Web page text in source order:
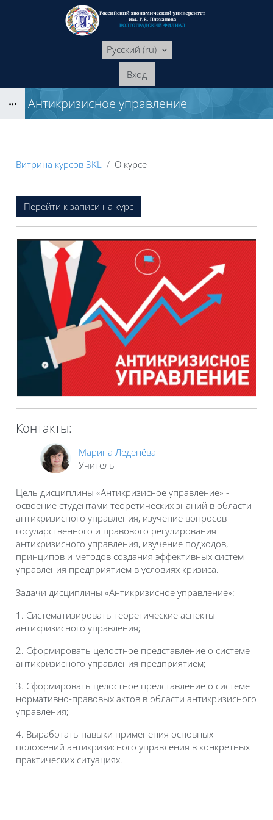
Перейти к основному содержанию
Русский ‎(ru)‎
Вход
Антикризисное управление
Витрина курсов 3KL О курсе
Блоки
Перейти к записи на курс
Контакты:
Марина Леденёва
Учитель
Цель дисциплины «Антикризисное управление» -
освоение студентами теоретических знаний в области
антикризисного управления, изучение вопросов
государственного и правового регулирования
антикризисного управления, изучение подходов,
принципов и методов создания эффективных систем
управления предприятием в условиях кризиса.
Задачи дисциплины «Антикризисное управление»:
1. Систематизировать теоретические аспекты
антикризисного управления;
2. Сформировать целостное представление о системе
антикризисного управления предприятием;
3. Сформировать целостное представление о системе
нормативно-правовых актов в области антикризисного
управления;
4. Выработать навыки применения основных
положений антикризисного управления в конкретных
практических ситуациях.